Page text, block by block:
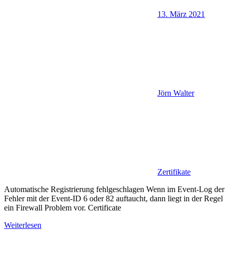
13. März 2021
Jörn Walter
Zertifikate
Automatische Registrierung fehlgeschlagen Wenn im Event-Log der
Fehler mit der Event-ID 6 oder 82 auftaucht, dann liegt in der Regel
ein Firewall Problem vor. Certificate
Weiterlesen